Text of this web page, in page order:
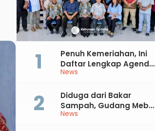
News
Penuh Kemeriahan, Ini
Daftar Lengkap Agenda
Peringatan HUT ke-81 RI
Kabupaten Kebumen
News
Diduga dari Bakar
Sampah, Gudang Mebel
di Petanahan Hangus